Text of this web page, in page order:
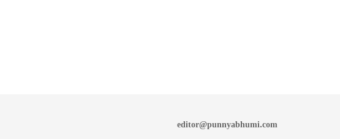
editor@punnyabhumi.com